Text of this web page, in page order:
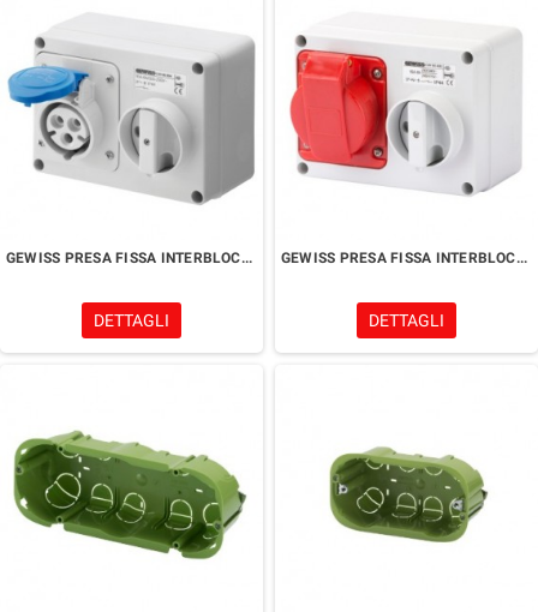
GEWISS PRESA FISSA INTERBLOCCATA ORIZZONTALE
DETTAGLI
GEWISS PRESA FISSA INTERBLOCCATA ORIZZONTALE
DETTAGLI